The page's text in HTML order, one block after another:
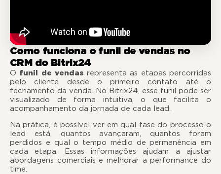
Como funciona o funil de vendas no
CRM do Bitrix24
O funil de vendas representa as etapas percorridas
pelo cliente desde o primeiro contato até o
fechamento da venda. No Bitrix24, esse funil pode ser
visualizado de forma intuitiva, o que facilita o
acompanhamento da jornada de cada lead.
Na prática, é possível ver em qual fase do processo o
lead está, quantos avançaram, quantos foram
perdidos e qual o tempo médio de permanência em
cada etapa. Essas informações ajudam a ajustar
abordagens comerciais e melhorar a performance do
time.